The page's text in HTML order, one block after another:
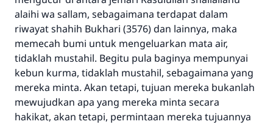
alaihi wa sallam, sebagaimana terdapat dalam
riwayat shahih Bukhari (3576) dan lainnya, maka
memecah bumi untuk mengeluarkan mata air,
tidaklah mustahil. Begitu pula baginya mempunyai
kebun kurma, tidaklah mustahil, sebagaimana yang
mereka minta. Akan tetapi, tujuan mereka bukanlah
mewujudkan apa yang mereka minta secara
hakikat, akan tetapi, permintaan mereka tujuannya